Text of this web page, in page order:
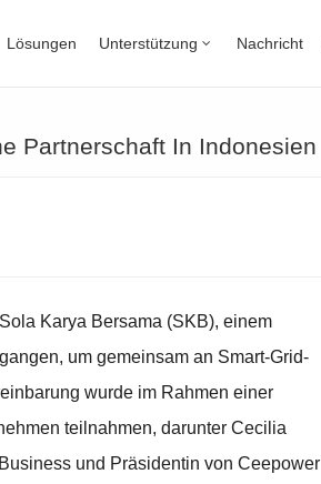
Lösungen Unterstützung Nachricht
Partnerschaft In Indonesien
Karya Bersama (SKB), einem
um gemeinsam an Smart-Grid-
wurde im Rahmen einer
teilnahmen, darunter Cecilia
und Präsidentin von Ceepower